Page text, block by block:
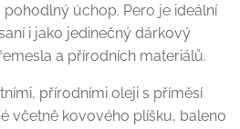
úchop. Pero je ideální
i jako jedinečný dárkový
a přírodních materiálů.
přírodními oleji s příměsí
včetně kovového plíšku, baleno